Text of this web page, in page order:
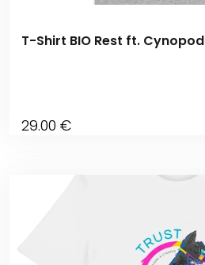
T-Shirt BIO Rest ft. Cynopod
29.00 €